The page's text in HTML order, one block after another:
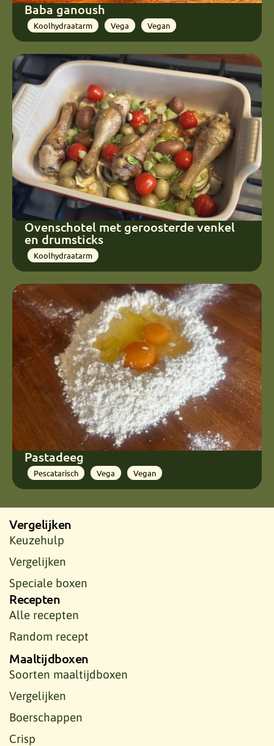
Baba ganoush
Koolhydraatarm Vega Vegan
Ovenschotel met geroosterde venkel
en drumsticks
Koolhydraatarm
Pastadeeg
Pescatarisch Vega Vegan
Vergelijken
Keuzehulp
Vergelijken
Speciale boxen
Recepten
Alle recepten
Random recept
Maaltijdboxen
Soorten maaltijdboxen
Vergelijken
Boerschappen
Crisp